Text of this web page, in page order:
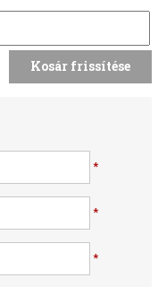
*
*
*